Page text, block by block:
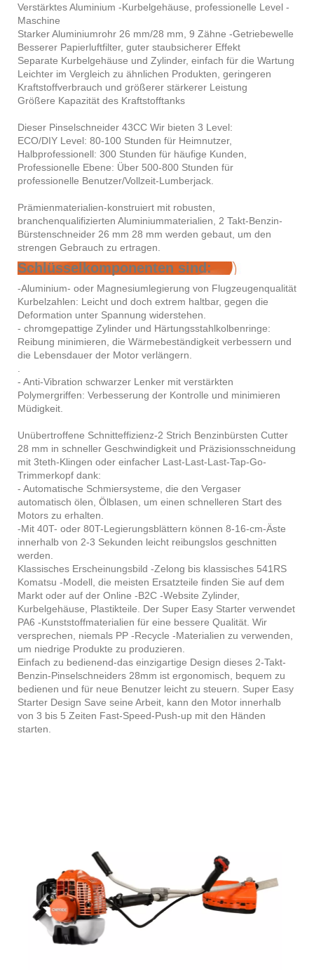
Verstärktes Aluminium -Kurbelgehäuse, professionelle Level -
Maschine
Starker Aluminiumrohr 26 mm/28 mm, 9 Zähne -Getriebewelle
Besserer Papierluftfilter, guter staubsicherer Effekt
Separate Kurbelgehäuse und Zylinder, einfach für die Wartung
Leichter im Vergleich zu ähnlichen Produkten, geringeren
Kraftstoffverbrauch und größerer stärkerer Leistung
Größere Kapazität des Kraftstofftanks
Dieser Pinselschneider 43CC Wir bieten 3 Level:
ECO/DIY Level: 80-100 Stunden für Heimnutzer,
Halbprofessionell: 300 Stunden für häufige Kunden,
Professionelle Ebene: Über 500-800 Stunden für
professionelle Benutzer/Vollzeit-Lumberjack.
Prämienmaterialien-konstruiert mit robusten,
branchenqualifizierten Aluminiummaterialien, 2 Takt-Benzin-
Bürstenschneider 26 mm 28 mm werden gebaut, um den
strengen Gebrauch zu ertragen.
Schlüsselkomponenten sind:
-Aluminium- oder Magnesiumlegierung von Flugzeugenqualität
Kurbelzahlen: Leicht und doch extrem haltbar, gegen die
Deformation unter Spannung widerstehen.
- chromgepattige Zylinder und Härtungsstahlkolbenringe:
Reibung minimieren, die Wärmebeständigkeit verbessern und
die Lebensdauer der Motor verlängern.
- Anti-Vibration schwarzer Lenker mit verstärkten
Polymergriffen: Verbesserung der Kontrolle und minimieren
Müdigkeit.
Unübertroffene Schnitteffizienz-2 Strich Benzinbürsten Cutter
28 mm in schneller Geschwindigkeit und Präzisionsschneidung
mit 3teth-Klingen oder einfacher Last-Last-Last-Tap-Go-
Trimmerkopf dank:
- Automatische Schmiersysteme, die den Vergaser
automatisch ölen, Ölblasen, um einen schnelleren Start des
Motors zu erhalten.
-Mit 40T- oder 80T-Legierungsblättern können 8-16-cm-Äste
innerhalb von 2-3 Sekunden leicht reibungslos geschnitten
werden.
Klassisches Erscheinungsbild -Zelong bis klassisches 541RS
Komatsu -Modell, die meisten Ersatzteile finden Sie auf dem
Markt oder auf der Online -B2C -Website Zylinder,
Kurbelgehäuse, Plastikteile. Der Super Easy Starter verwendet
PA6 -Kunststoffmaterialien für eine bessere Qualität. Wir
versprechen, niemals PP -Recycle -Materialien zu verwenden,
um niedrige Produkte zu produzieren.
Einfach zu bedienend-das einzigartige Design dieses 2-Takt-
Benzin-Pinselschneiders 28mm ist ergonomisch, bequem zu
bedienen und für neue Benutzer leicht zu steuern. Super Easy
Starter Design Save seine Arbeit, kann den Motor innerhalb
von 3 bis 5 Zeiten Fast-Speed-Push-up mit den Händen
starten.